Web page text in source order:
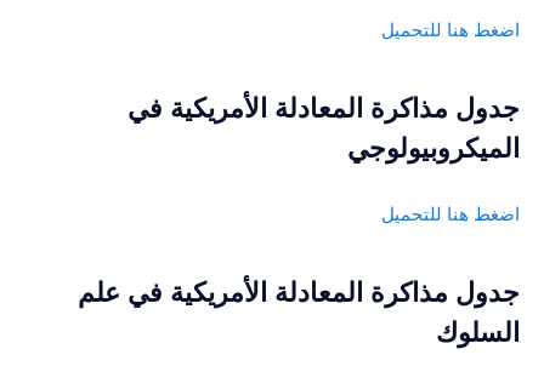
اضغط هنا للتحميل
جدول مذاكرة المعادلة الأمريكية في
الميكروبيولوجي
اضغط هنا للتحميل
جدول مذاكرة المعادلة الأمريكية في علم
السلوك